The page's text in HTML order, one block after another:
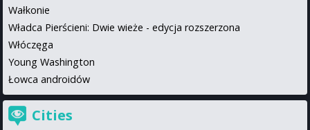
Wałkonie
Władca Pierścieni: Dwie wieże - edycja rozszerzona
Włóczęga
Young Washington
Łowca androidów
Cities